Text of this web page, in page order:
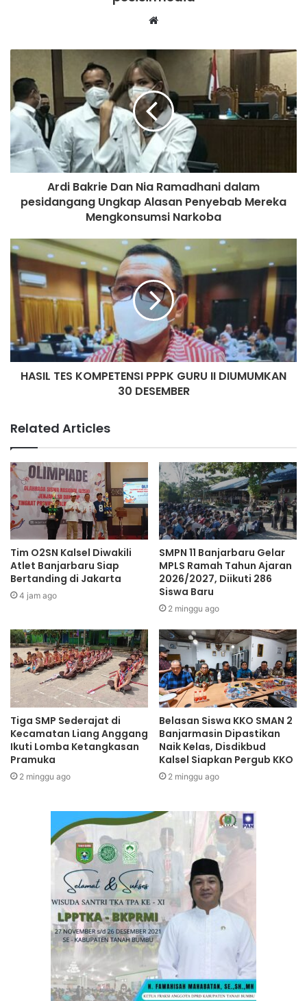
Website
Ardi Bakrie Dan Nia Ramadhani dalam
pesidangang Ungkap Alasan Penyebab Mereka
Mengkonsumsi Narkoba
HASIL TES KOMPETENSI PPPK GURU II DIUMUMKAN
30 DESEMBER
Related Articles
Tim O2SN Kalsel Diwakili
Atlet Banjarbaru Siap
Bertanding di Jakarta
4 jam ago
SMPN 11 Banjarbaru Gelar
MPLS Ramah Tahun Ajaran
2026/2027, Diikuti 286
Siswa Baru
2 minggu ago
Tiga SMP Sederajat di
Kecamatan Liang Anggang
Ikuti Lomba Ketangkasan
Pramuka
2 minggu ago
Belasan Siswa KKO SMAN 2
Banjarmasin Dipastikan
Naik Kelas, Disdikbud
Kalsel Siapkan Pergub KKO
2 minggu ago